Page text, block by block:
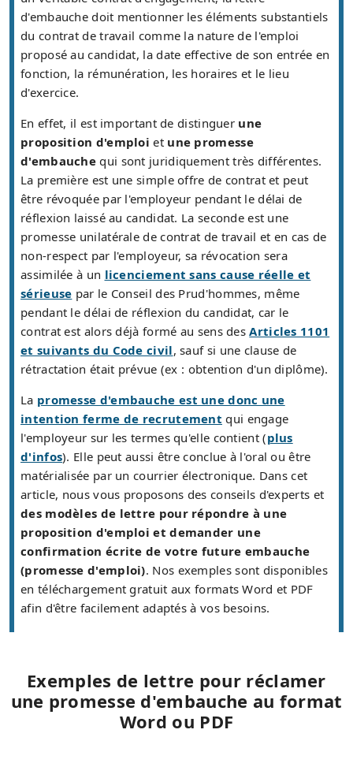
d'embauche doit mentionner les éléments substantiels
du contrat de travail comme la nature de l'emploi
proposé au candidat, la date effective de son entrée en
fonction, la rémunération, les horaires et le lieu
d'exercice.
En effet, il est important de distinguer une
proposition d'emploi et une promesse
d'embauche qui sont juridiquement très différentes.
La première est une simple offre de contrat et peut
être révoquée par l'employeur pendant le délai de
réflexion laissé au candidat. La seconde est une
promesse unilatérale de contrat de travail et en cas de
non-respect par l'employeur, sa révocation sera
assimilée à un licenciement sans cause réelle et
sérieuse par le Conseil des Prud'hommes, même
pendant le délai de réflexion du candidat, car le
contrat est alors déjà formé au sens desArticles 1101
et suivants du Code civil, sauf si une clause de
rétractation était prévue (ex : obtention d'un diplôme).
La promesse d'embauche est une donc une
intention ferme de recrutement qui engage
l'employeur sur les termes qu'elle contient (plus
d'infos). Elle peut aussi être conclue à l'oral ou être
matérialisée par un courrier électronique. Dans cet
article, nous vous proposons des conseils d'experts et
des modèles de lettre pour répondre à une
proposition d'emploi et demander une
confirmation écrite de votre future embauche
(promesse d'emploi). Nos exemples sont disponibles
en téléchargement gratuit aux formats Word et PDF
afin d'être facilement adaptés à vos besoins.
Exemples de lettre pour réclamer
une promesse d'embauche au format
Word ou PDF